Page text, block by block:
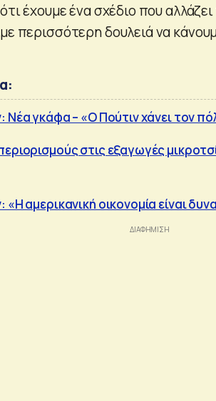
έχουμε ένα σχέδιο που
περισσότερη δουλειά να
Νέα γκάφα – «Ο Πούτιν χάνει τον
στις εξαγωγές
αμερικανική οικονομία είναι